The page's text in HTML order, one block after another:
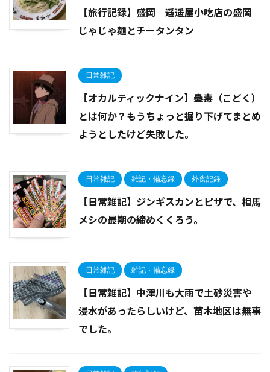
【旅行記録】盛岡 遥遥屋小吃店の盛岡
じゃじゃ麺とチータンタン
日常雑記
【オカルティックナイン】蠱毒（こどく）
とは何か？もうちょっと掘り下げてまとめ
ようとしたけど失敗した。
日常雑記 雑記・備忘録 外食記録
【日常雑記】ジンギスカンとピザで、相馬
メシの最期の締めくくろう。
日常雑記 雑記・備忘録
【日常雑記】中津川も大雨で土砂災害や
浸水があったらしいけど、苗木地区は無事
でした。